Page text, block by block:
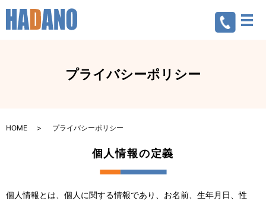
メ
プライバシーポリシー
HOME プライバシーポリシー
個人情報の定義
個人情報とは、個人に関する情報であり、お名前、生年月日、性